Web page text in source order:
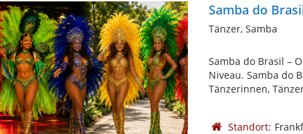
Samba do
Tänzer, Samba
Samba do Brasil –
Niveau. Samba do
Tänzerinnen,
Standort: